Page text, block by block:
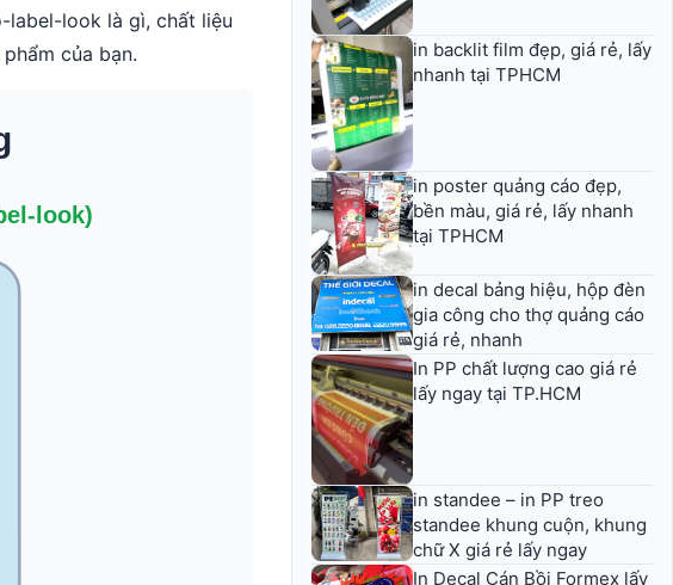
label-look là gì, chất liệu
của bạn.
in backlit film đẹp, giá rẻ, lấy
nhanh tại TPHCM
in poster quảng cáo đẹp,
bền màu, giá rẻ, lấy nhanh
tại TPHCM
in decal bảng hiệu, hộp đèn
gia công cho thợ quảng cáo
giá rẻ, nhanh
In PP chất lượng cao giá rẻ
lấy ngay tại TP.HCM
in standee – in PP treo
standee khung cuộn, khung
chữ X giá rẻ lấy ngay
In Decal Cán Bồi Formex lấy